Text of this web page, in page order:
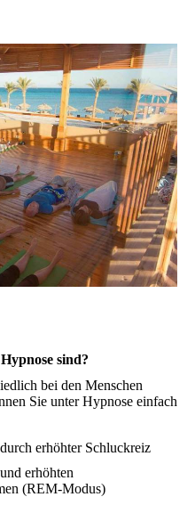
sind?
bei den Menschen
Sie unter Hypnose einfach
erhöhter Schluckreiz
erhöhten
(REM-Modus)